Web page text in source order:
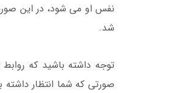
نفس او می شود، در این
شد.
توجه داشته باشید که
صورتی که شما انتظار